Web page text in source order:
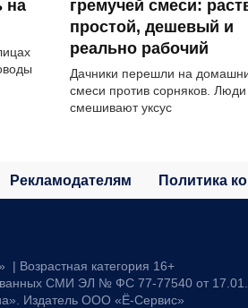
на
гремучей смеси:
простой, дешевый и
реально рабочий
Дачники перешли на
смеси против сорняков. Люди
смешивают уксус
Рекламодателям Политика
Возрастная категория 16+
СМИ ЭЛ № ФС 77-77540 от
Издатель ООО «Ё-Сервис»